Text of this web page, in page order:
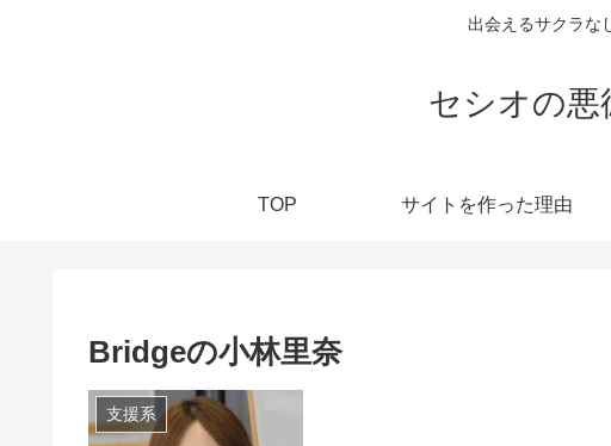
出会えるサクラな
セシオの悪
TOP サイトを作った理由
Bridgeの小林里奈
支援系